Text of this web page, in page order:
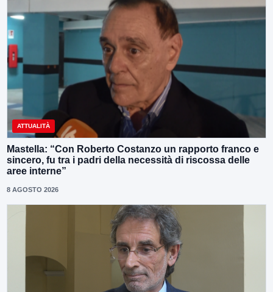
ATTUALITÀ
Mastella: “Con Roberto Costanzo un rapporto franco e
sincero, fu tra i padri della necessità di riscossa delle
aree interne”
8 AGOSTO 2026